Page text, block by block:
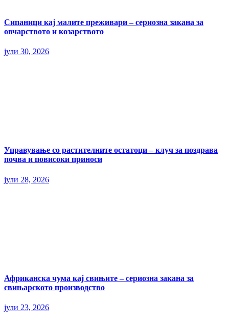
Сипаници кај малите преживари – сериозна закана за
овчарството и козарството
јули 30, 2026
Управување со растителните остатоци – клуч за поздрава
почва и повисоки приноси
јули 28, 2026
Африканска чума кај свињите – сериозна закана за
свињарското производство
јули 23, 2026